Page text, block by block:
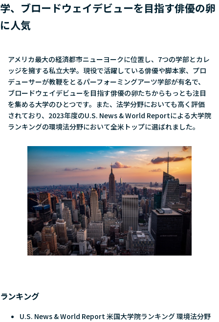
学、ブロードウェイデビューを目指す俳優の卵
に人気
アメリカ最大の経済都市ニューヨークに位置し、7つの学部とカレ
ッジを擁する私立大学。現役で活躍している俳優や脚本家、プロ
デューサーが教鞭をとるパーフォーミングアーツ学部が有名で、
ブロードウェイデビューを目指す俳優の卵たちからもっとも注目
を集める大学のひとつです。また、法学分野においても高く評価
されており、2023年度のU.S. News & World Reportによる大学院
ランキングの環境法分野において全米トップに選ばれました。
ランキング
U.S. News & World Report 米国大学院ランキング 環境法分野